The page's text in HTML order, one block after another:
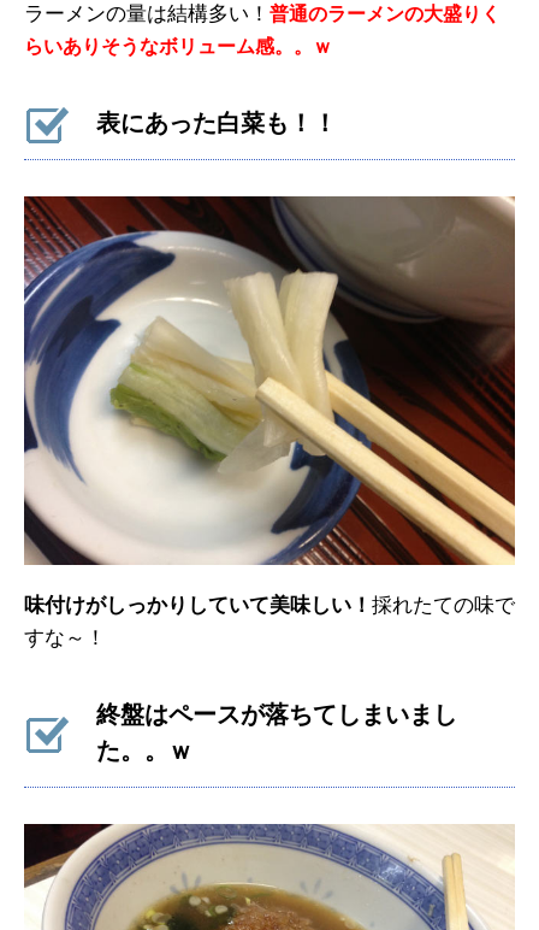
ラーメンの量は結構多い！ 普通のラーメンの大盛りく
らいありそうなボリューム感。。ｗ
表にあった白菜も！！
味付けがしっかりしていて美味しい！ 採れたての味で
すな～！
終盤はペースが落ちてしまいまし
た。。ｗ